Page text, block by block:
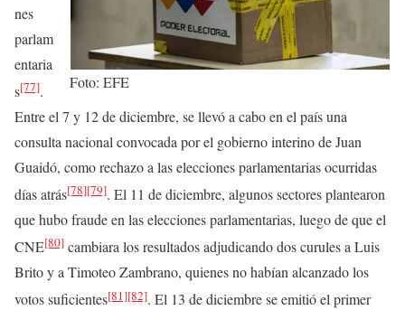
Foto: EFE
nes
parlam
entaria
s[77].
Entre el 7 y 12 de diciembre, se llevó a cabo en el país una
consulta nacional convocada por el gobierno interino de Juan
Guaidó, como rechazo a las elecciones parlamentarias ocurridas
días atrás[78][79]. El 11 de diciembre, algunos sectores plantearon
que hubo fraude en las elecciones parlamentarias, luego de que el
CNE[80] cambiara los resultados adjudicando dos curules a Luis
Brito y a Timoteo Zambrano, quienes no habían alcanzado los
votos suficientes[81][82]. El 13 de diciembre se emitió el primer